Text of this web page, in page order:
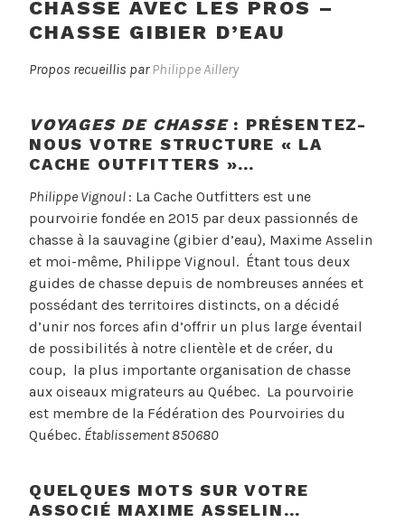
o
s
e
o
n
a
t
,
2
Y
l
c
c
h
e
t
t
t
CHASSE AVEC LES PROS –
CHASSE GIBIER D’EAU
Propos recueillis parPhilippe Aillery
VOYAGES DE CHASSE : PRÉSENTEZ-
NOUS VOTRE STRUCTURE « LA
CACHE OUTFITTERS »…
Philippe Vignoul : La Cache Outfitters est une
pourvoirie fondée en 2015 par deux passionnés de
chasse à la sauvagine (gibier d’eau), Maxime Asselin
et moi-même, Philippe Vignoul. Étant tous deux
guides de chasse depuis de nombreuses années et
possédant des territoires distincts, on a décidé
d’unir nos forces afin d’offrir un plus large éventail
de possibilités à notre clientèle et de créer, du
coup, la plus importante organisation de chasse
aux oiseaux migrateurs au Québec. La pourvoirie
est membre de la Fédération des Pourvoiries du
Québec. Établissement 850680
QUELQUES MOTS SUR VOTRE
ASSOCIÉ MAXIME ASSELIN…